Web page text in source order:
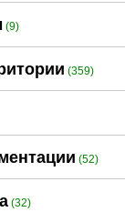
(9)
(359)
(52)
(32)